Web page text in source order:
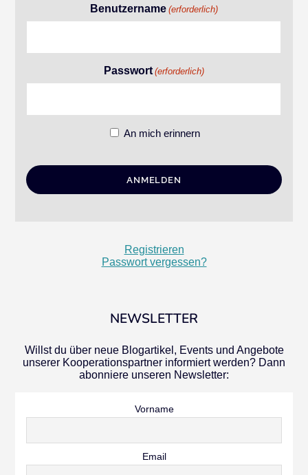
Benutzername (erforderlich)
Passwort (erforderlich)
An mich erinnern
Registrieren
Passwort vergessen?
NEWSLETTER
Willst du über neue Blogartikel, Events und Angebote
unserer Kooperationspartner informiert werden? Dann
abonniere unseren Newsletter:
Vorname
Email